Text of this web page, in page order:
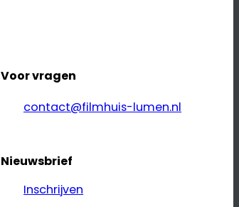
Voor vragen
contact@filmhuis-lumen.nl
Nieuwsbrief
Inschrijven